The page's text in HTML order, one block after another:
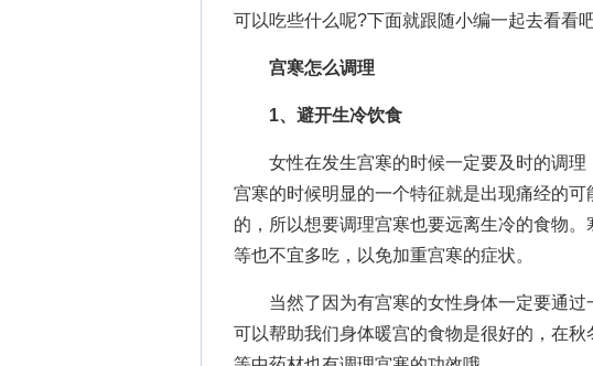
可以吃些什么呢?下面就跟随小编一起去看看吧
宫寒怎么调理
1、避开生冷饮食
女性在发生宫寒的时候一定要及时的调理
宫寒的时候明显的一个特征就是出现痛经的
的，所以想要调理宫寒也要远离生冷的食物
等也不宜多吃，以免加重宫寒的症状。
当然了因为有宫寒的女性身体一定要通过
可以帮助我们身体暖宫的食物是很好的，在